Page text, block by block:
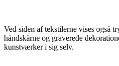
Ved siden af tekstilerne vises også
håndskårne og graverede
kunstværker i sig selv.